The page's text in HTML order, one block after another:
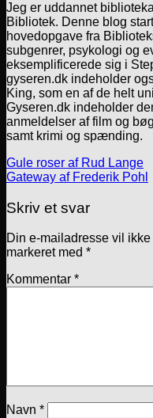
Jeg er uddannet
Bibliotek. Denne blog
hovedopgave fra
subgenrer, psykologi og
eksemplificerede sig i
gyseren.dk indeholder
King, som en af de helt
Gyseren.dk indeholder
anmeldelser af film og
samt krimi og spænding.
Gule roser af Rud Lange
Gateway af Frederik Pohl
Skriv et svar
Din e-mailadresse vil
markeret med *
Kommentar *
Navn *